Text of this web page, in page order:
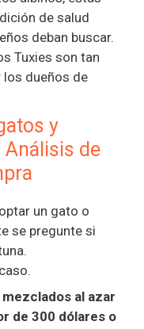
de salud
deban buscar.
Tuxies son tan
dueños de
y
de
un gato o
se pregunte si
al azar
de 300 dólares o